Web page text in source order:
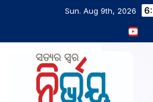
Sun. Aug 9th, 2026